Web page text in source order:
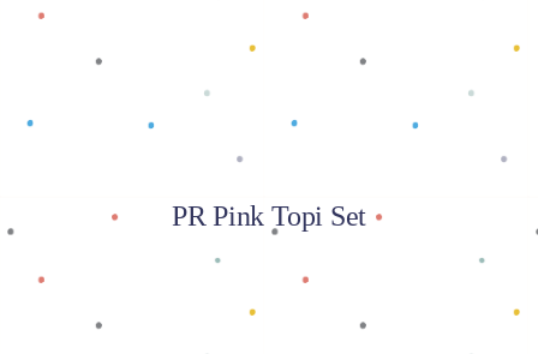
PR Pink Topi Set